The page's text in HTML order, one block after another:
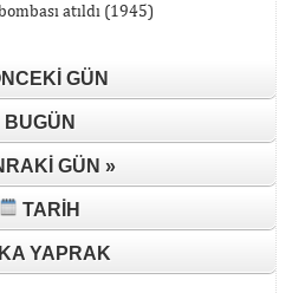
atıldı (1945)
GÜN
BUGÜN
GÜN »
TARIH
YAPRAK